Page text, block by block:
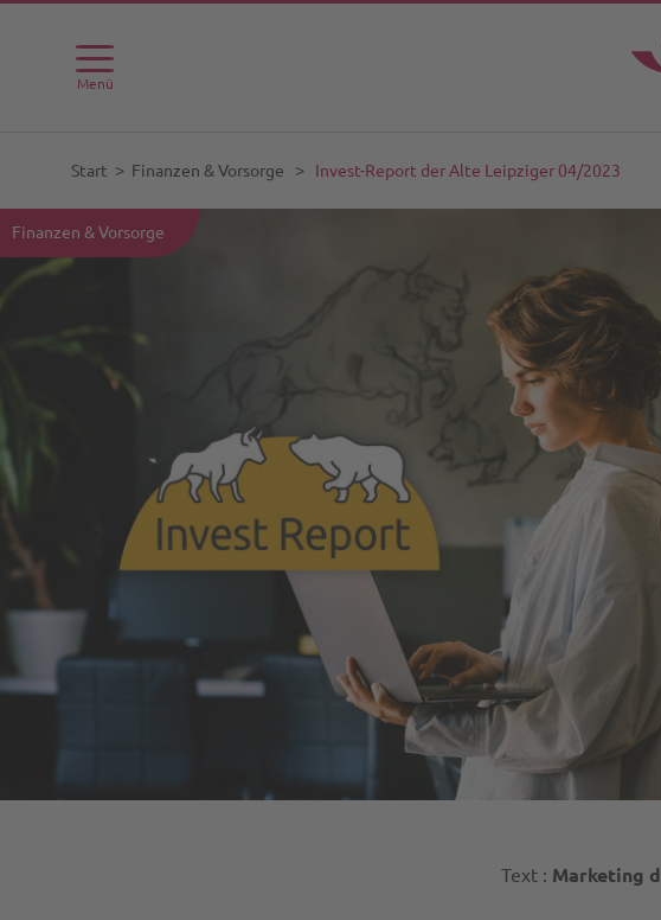
Menü
Start ˃ Finanzen & Vorsorge ˃ Invest-Report der Alte Leipziger 04/2023
Finanzen & Vorsorge
Text : Marketing